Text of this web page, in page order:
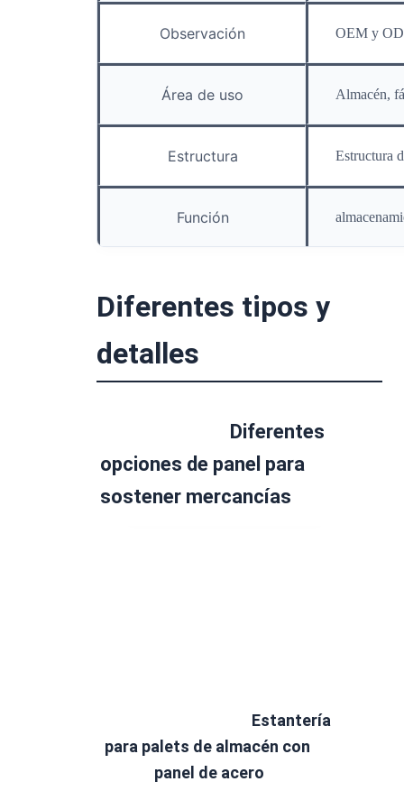
Observación OEM y
Área de uso Almacén,
Estructura Estructura
Función
Diferentes tipos y
detalles
Diferentes
opciones de panel para
sostener mercancías
Estantería
para palets de almacén con
panel de acero